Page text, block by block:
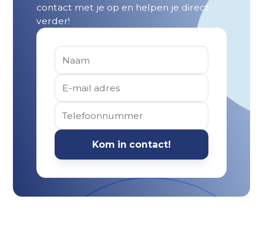
contact met je op en helpen je direct
verder!